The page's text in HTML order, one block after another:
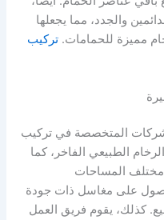
والجدد، مما يجعلها
مميزة للحمامات. تركيب
المتخصصة في تركيب
الطبيعي الفاخر، كما
مختلف المساحات
على مغاسل ذات جودة
كذلك، يقوم فريق العمل